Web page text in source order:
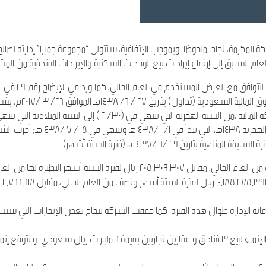
نجاحا ملحوظا. وبموجب الإتفاقية، ستتولى “مجموعة جميرا” إدارته
السابق إلى إرتفاع إيرادات بيع الوحدات السكنية والإيرادات الفندقية من
المستخدم في العام الحالي، كما ورد في الإيضاح رقم ٢٩ في القوائم المالية.
و بالإشارة إلى
حيث إن الشركة ستصدر القوائم
الإيرادات بنسبة ١٣٪; بسبب زيادة رقابة الإدارة طوال هذه الفترة. كما حققت الشركة بنجاح بعض